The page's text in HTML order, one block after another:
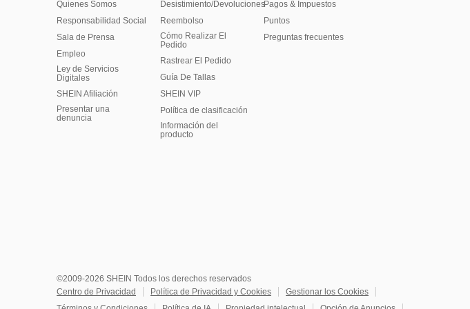
Quienes Somos
Responsabilidad Social
Sala de Prensa
Empleo
Ley de Servicios
Digitales
SHEIN Afiliación
Presentar una
denuncia
Desistimiento/Devoluciones
Reembolso
Cómo Realizar El
Pedido
Rastrear El Pedido
Guía De Tallas
SHEIN VIP
Política de clasificación
​Información del
producto
Pagos & Impuestos
Puntos
Preguntas frecuentes
©2009-2026 SHEIN Todos los derechos reservados
Centro de Privacidad
Política de Privacidad y Cookies
Gestionar los Cookies